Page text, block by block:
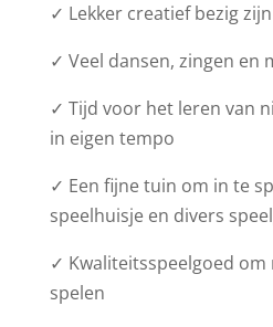
✓ Lekker creatief bezig zijn
✓ Veel dansen, zingen en
✓ Tijd voor het leren van
in eigen tempo
✓ Een fijne tuin om in te
speelhuisje en divers
✓ Kwaliteitsspeelgoed om
spelen